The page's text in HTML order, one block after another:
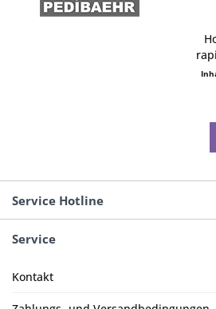
Service Hotline
Service
Kontakt